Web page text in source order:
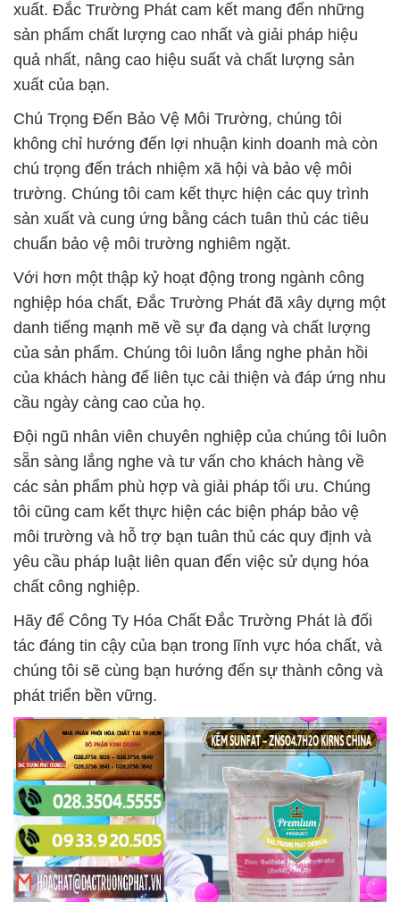
xuất. Đắc Trường Phát cam kết mang đến những
sản phẩm chất lượng cao nhất và giải pháp hiệu
quả nhất, nâng cao hiệu suất và chất lượng sản
xuất của bạn.
Chú Trọng Đến Bảo Vệ Môi Trường, chúng tôi
không chỉ hướng đến lợi nhuận kinh doanh mà còn
chú trọng đến trách nhiệm xã hội và bảo vệ môi
trường. Chúng tôi cam kết thực hiện các quy trình
sản xuất và cung ứng bằng cách tuân thủ các tiêu
chuẩn bảo vệ môi trường nghiêm ngặt.
Với hơn một thập kỷ hoạt động trong ngành công
nghiệp hóa chất, Đắc Trường Phát đã xây dựng một
danh tiếng mạnh mẽ về sự đa dạng và chất lượng
của sản phẩm. Chúng tôi luôn lắng nghe phản hồi
của khách hàng để liên tục cải thiện và đáp ứng nhu
cầu ngày càng cao của họ.
Đội ngũ nhân viên chuyên nghiệp của chúng tôi luôn
sẵn sàng lắng nghe và tư vấn cho khách hàng về
các sản phẩm phù hợp và giải pháp tối ưu. Chúng
tôi cũng cam kết thực hiện các biện pháp bảo vệ
môi trường và hỗ trợ bạn tuân thủ các quy định và
yêu cầu pháp luật liên quan đến việc sử dụng hóa
chất công nghiệp.
Hãy để Công Ty Hóa Chất Đắc Trường Phát là đối
tác đáng tin cậy của bạn trong lĩnh vực hóa chất, và
chúng tôi sẽ cùng bạn hướng đến sự thành công và
phát triển bền vững.